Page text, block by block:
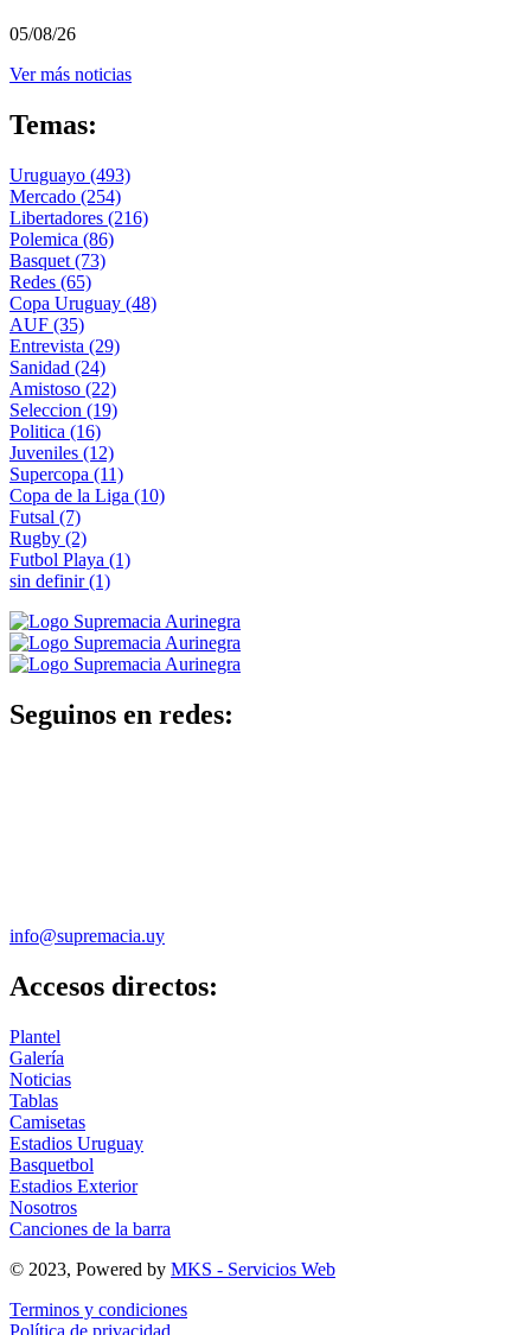
05/08/26
Ver más noticias
Temas:
Uruguayo (493)
Mercado (254)
Libertadores (216)
Polemica (86)
Basquet (73)
Redes (65)
Copa Uruguay (48)
AUF (35)
Entrevista (29)
Sanidad (24)
Amistoso (22)
Seleccion (19)
Politica (16)
Juveniles (12)
Supercopa (11)
Copa de la Liga (10)
Futsal (7)
Rugby (2)
Futbol Playa (1)
sin definir(1)
Seguinos en redes:
info@supremacia.uy
Accesos directos:
Plantel
Galería
Noticias
Tablas
Camisetas
Estadios Uruguay
Basquetbol
Estadios Exterior
Nosotros
Canciones de la barra
© 2023, Powered by MKS - Servicios Web
Terminos y condiciones
Política de privacidad